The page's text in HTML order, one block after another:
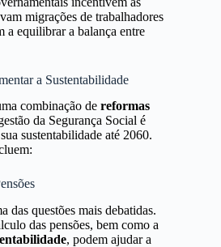
migrações de trabalhadores
a equilibrar a balança entre
a Sustentabilidade
combinação de reformas
da Segurança Social é
sustentabilidade até 2060.
das questões mais debatidas.
das pensões, bem como a
, podem ajudar a